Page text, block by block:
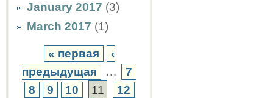
January 2017 (3)
March 2017 (1)
« первая
‹
предыдущая
…
7
8
9 10 11
12